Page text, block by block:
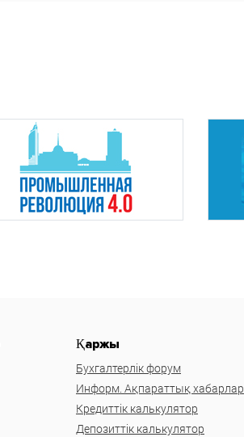
Қаржы
Бухгалтерлік форум
Информ. Ақпараттық хабарлар
Кредиттік калькулятор
Депозиттік калькулятор